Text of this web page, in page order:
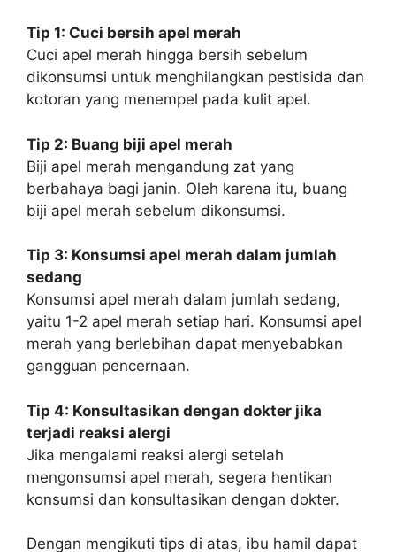
Tip 1: Cuci bersih apel merah
Cuci apel merah hingga bersih sebelum
dikonsumsi untuk menghilangkan pestisida dan
kotoran yang menempel pada kulit apel.
Tip 2: Buang biji apel merah
Biji apel merah mengandung zat yang
berbahaya bagi janin. Oleh karena itu, buang
biji apel merah sebelum dikonsumsi.
Tip 3: Konsumsi apel merah dalam jumlah
sedang
Konsumsi apel merah dalam jumlah sedang,
yaitu 1-2 apel merah setiap hari. Konsumsi apel
merah yang berlebihan dapat menyebabkan
gangguan pencernaan.
Tip 4: Konsultasikan dengan dokter jika
terjadi reaksi alergi
Jika mengalami reaksi alergi setelah
mengonsumsi apel merah, segera hentikan
konsumsi dan konsultasikan dengan dokter.
Dengan mengikuti tips di atas, ibu hamil dapat